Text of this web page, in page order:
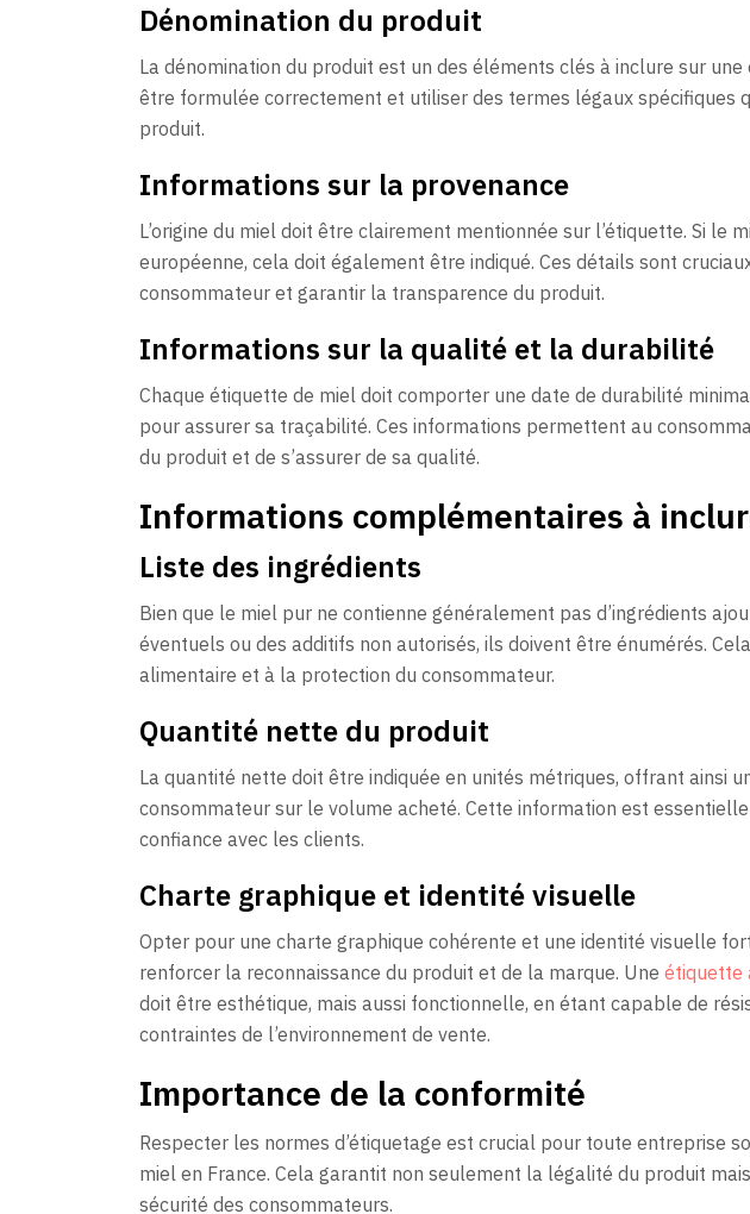
Dénomination du produit
La dénomination du produit est un des éléments clés à inclure sur
être formulée correctement et utiliser des termes légaux spécifiques
produit.
Informations sur la provenance
L’origine du miel doit être clairement mentionnée sur l’étiquette. Si le
européenne, cela doit également être indiqué. Ces détails sont
consommateur et garantir la transparence du produit.
Informations sur la qualité et la durabilité
Chaque étiquette de miel doit comporter une date de durabilité
pour assurer sa traçabilité. Ces informations permettent au
du produit et de s’assurer de sa qualité.
Informations complémentaires à
Liste des ingrédients
Bien que le miel pur ne contienne généralement pas d’ingrédients
éventuels ou des additifs non autorisés, ils doivent être énumérés.
alimentaire et à la protection du consommateur.
Quantité nette du produit
La quantité nette doit être indiquée en unités métriques, offrant ainsi
consommateur sur le volume acheté. Cette information est
confiance avec les clients.
Charte graphique et identité visuelle
Opter pour une charte graphique cohérente et une identité visuelle
renforcer la reconnaissance du produit et de la marque. Une étiquette
doit être esthétique, mais aussi fonctionnelle, en étant capable de
contraintes de l’environnement de vente.
Importance de la conformité
Respecter les normes d’étiquetage est crucial pour toute entreprise
miel en France. Cela garantit non seulement la légalité du produit
sécurité des consommateurs.